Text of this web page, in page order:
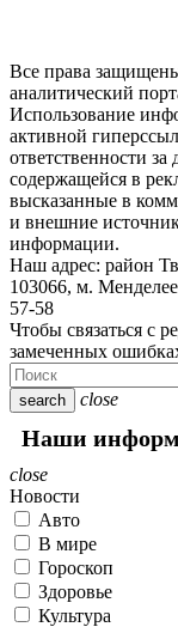
Все права
аналитический
Использование
активной
ответственности
содержащейся в
высказанные в
и внешние
информации.
Наш адрес: район
103066, м.
57-58
Чтобы связаться с
замеченных
search close
Наши
close
Новости
Авто
В мире
Гороскоп
Здоровье
Культура